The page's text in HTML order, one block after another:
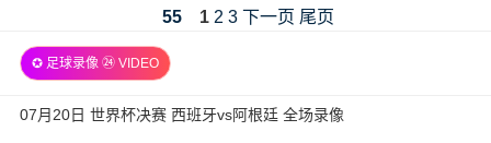
55 1 2 3 下一页 尾页
✪ 足球录像 ㉔ VIDEO
07月20日 世界杯决赛 西班牙vs阿根廷 全场录像